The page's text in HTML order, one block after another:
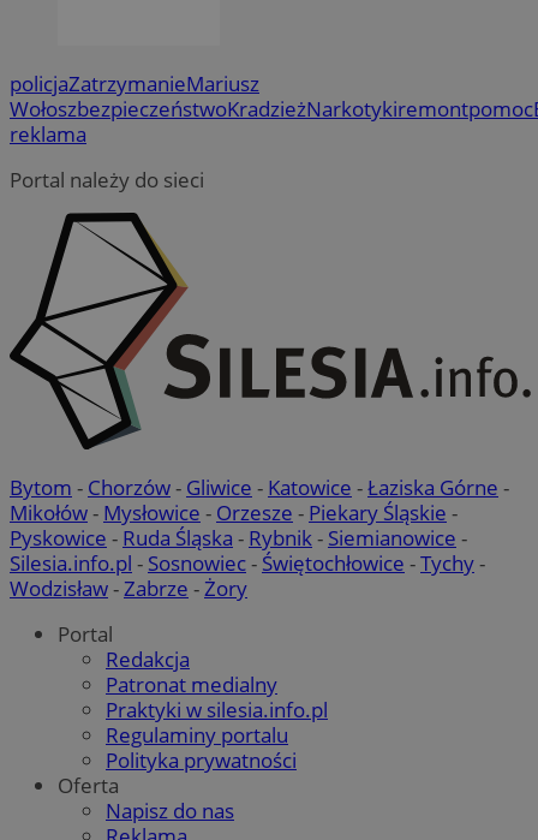
policjaZatrzymanieMariusz
WołoszbezpieczeństwoKradzieżNarkotykiremontpomoc
reklama
Portal należy do sieci
Bytom - Chorzów- Gliwice - Katowice -Łaziska Górne -
Mikołów- Mysłowice - Orzesze - Piekary Śląskie -
Pyskowice - Ruda Śląska - Rybnik- Siemianowice -
Silesia.info.pl - Sosnowiec- Świętochłowice -Tychy-
Wodzisław-Zabrze -Żory
Portal
Redakcja
Patronat medialny
Praktyki w silesia.info.pl
Regulaminy portalu
Polityka prywatności
Oferta
Napisz do nas